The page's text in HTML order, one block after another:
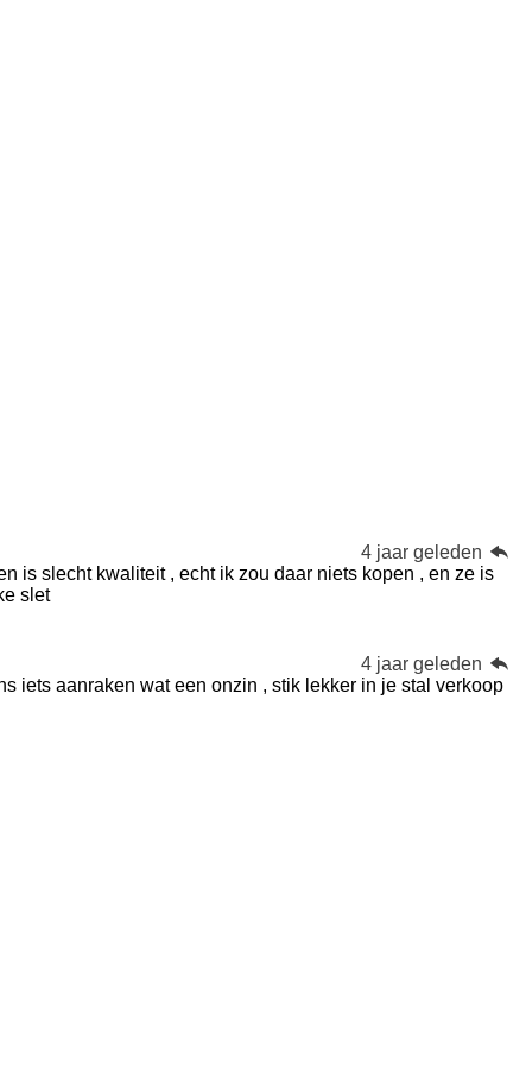
4 jaar geleden
is slecht kwaliteit , echt ik zou daar niets kopen , en ze is
slet
4 jaar geleden
iets aanraken wat een onzin , stik lekker in je stal verkoop